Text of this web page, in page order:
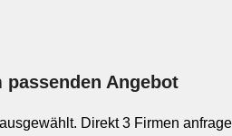
passenden Angebot
Direkt 3 Firmen